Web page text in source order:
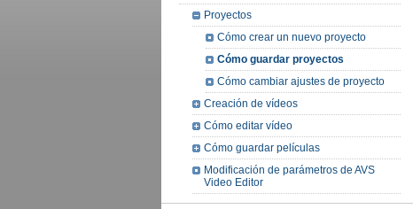
Proyectos
Cómo crear un nuevo proyecto
Cómo guardar proyectos
Cómo cambiar ajustes de proyecto
Creación de vídeos
Cómo editar vídeo
Cómo guardar películas
Modificación de parámetros de AVS
Video Editor